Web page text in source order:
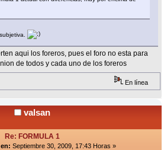
aqui los foreros, pues el foro no esta para
de todos y cada uno de los foreros
En línea
valsan
Re: FORMULA 1
Septiembre 30, 2009, 17:43 Horas »